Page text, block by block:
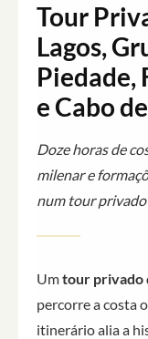
Tour
Lagos,
Piedade,
e Cabo
Doze horas de
milenar e
num tour
Umtour privado
percorre a costa
itinerário alia a